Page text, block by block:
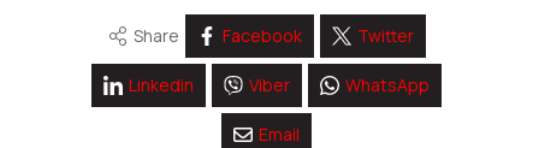
Share Facebook Twitter
Linkedin Viber WhatsApp
Email